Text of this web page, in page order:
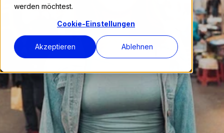
werden möchtest.
Cookie-Einstellungen
Akzeptieren Ablehnen